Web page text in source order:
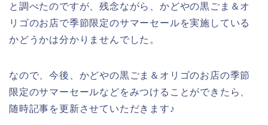
と調べたのですが、残念ながら、かどやの黒ごま＆オ
リゴのお店で季節限定のサマーセールを実施している
かどうかは分かりませんでした。
なので、今後、かどやの黒ごま＆オリゴのお店の季節
限定のサマーセールなどをみつけることができたら、
随時記事を更新させていただきます♪